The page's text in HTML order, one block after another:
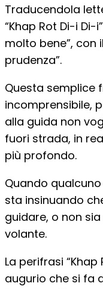
Traducendola
“Khap Rot Di-i
molto bene”, con
prudenza”.
Questa semplice
incomprensibile,
alla guida non
fuori strada, in
più profondo.
Quando qualcuno
sta insinuando
guidare, o non
volante.
La perifrasi
augurio che si fa